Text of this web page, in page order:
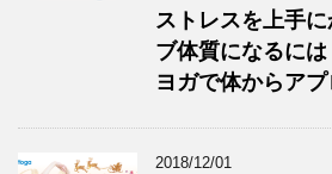
ストレスを上手
ブ体質になるに
ヨガで体からアプ
2018/12/01